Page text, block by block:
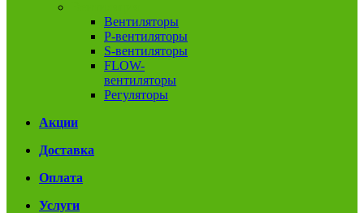
Вентиляторы
P-вентиляторы
S-вентиляторы
FLOW-
вентиляторы
Регуляторы
Акции
Доставка
Оплата
Услуги